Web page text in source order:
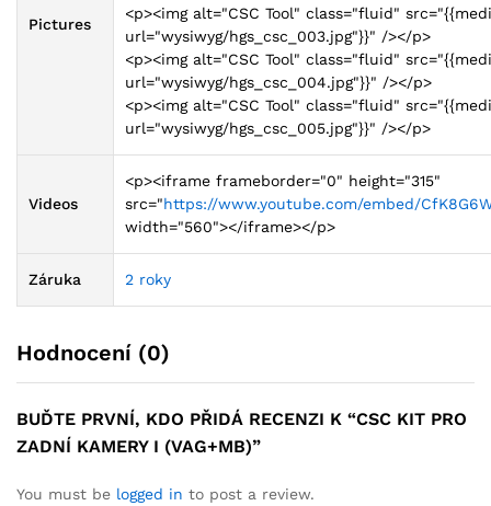
Pictures
<p><img alt="CSC Tool" class="fluid"
url="wysiwyg/hgs_csc_003.jpg"}}" /></p>
<p><img alt="CSC Tool" class="fluid"
url="wysiwyg/hgs_csc_004.jpg"}}" /></p>
<p><img alt="CSC Tool" class="fluid"
url="wysiwyg/hgs_csc_005.jpg"}}" /></p>
Videos
<p><iframe frameborder="0" height="315"
src="https://www.youtube.com/embed/
width="560"></iframe></p>
Záruka 2 roky
Hodnocení (0)
BUĎTE PRVNÍ, KDO PŘIDÁ RECENZI K “CSC KIT PRO
ZADNÍ KAMERY I (VAG+MB)”
You must be logged in to post a review.